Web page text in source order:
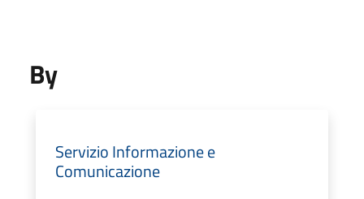
By
Servizio Informazione e
Comunicazione